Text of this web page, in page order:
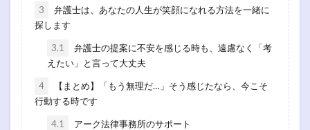
3
弁護士は、あなたの人生が笑顔になれる方法を一緒に
探します
3.1
弁護士の提案に不安を感じる時も、遠慮なく「考
えたい」と言って大丈夫
4
【まとめ】「もう無理だ…」そう感じたなら、今こそ
行動する時です
4.1 アーク法律事務所のサポート